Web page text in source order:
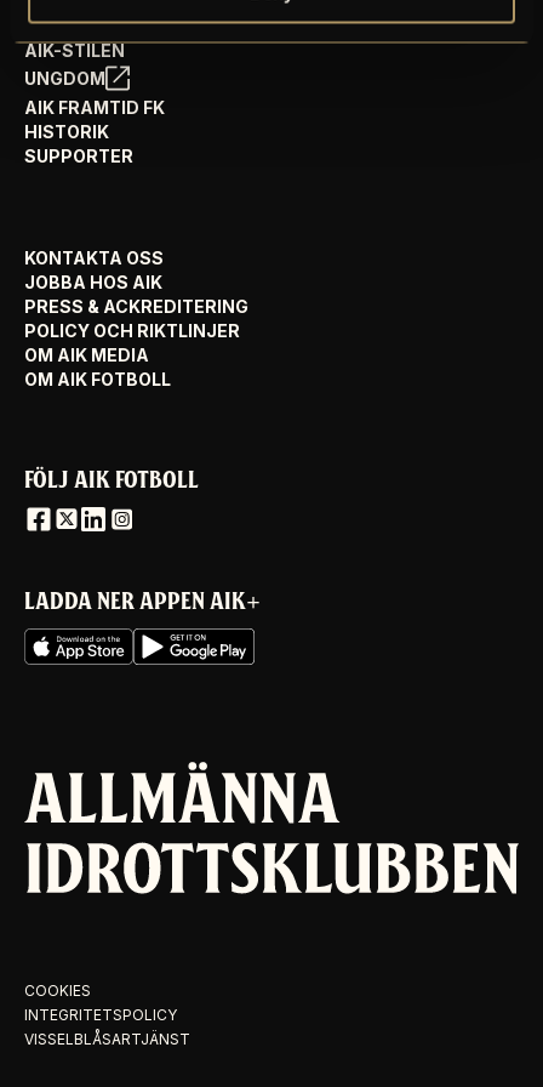
AIK FOTBOLL VISION
AIK-STILEN
UNGDOM
AIK FRAMTID FK
HISTORIK
SUPPORTER
KONTAKTA OSS
JOBBA HOS AIK
PRESS & ACKREDITERING
POLICY OCH RIKTLINJER
OM AIK MEDIA
OM AIK FOTBOLL
FÖLJ AIK FOTBOLL
LADDA NER APPEN AIK+
COOKIES
INTEGRITETSPOLICY
VISSELBLÅSARTJÄNST